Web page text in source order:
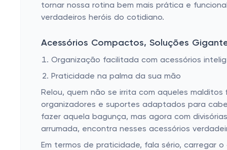
tornar nossa rotina bem mais prática e
verdadeiros heróis do cotidiano.
Acessórios Compactos, Soluções
Organização facilitada com acessórios
Praticidade na palma da sua mão
Relou, quem não se irrita com aqueles
organizadores e suportes adaptados para
fazer aquela bagunça, mas agora com
arrumada, encontra nesses acessórios
Em termos de praticidade, fala sério, carregar